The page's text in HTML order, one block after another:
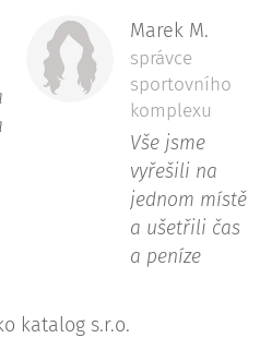
Marek M.
správce
sportovního
komplexu
Vše jsme
vyřešili na
jednom místě
a ušetřili čas
a peníze
katalog s.r.o.